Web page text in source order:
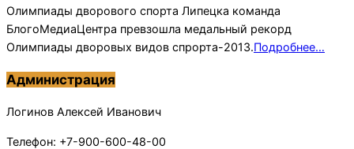
Олимпиады дворового спорта Липецка команда
БлогоМедиаЦентра превзошла медальный рекорд
Олимпиады дворовых видов спрорта-2013.Подробнее…
Администрация
Логинов Алексей Иванович
Телефон: +7-900-600-48-00